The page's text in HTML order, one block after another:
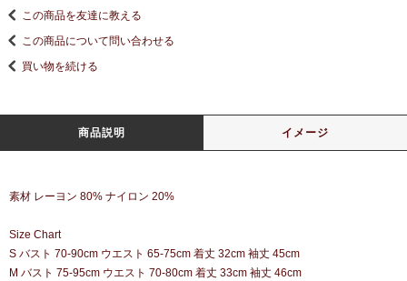
この商品を友達に教える
この商品について問い合わせる
買い物を続ける
商品説明 イメージ
素材 レーヨン 80% ナイロン 20%
Size Chart
S バスト 70-90cm ウエスト 65-75cm 着丈 32cm 袖丈 45cm
M バスト 75-95cm ウエスト 70-80cm 着丈 33cm 袖丈 46cm